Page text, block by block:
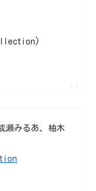
瀬みるあ、柚木